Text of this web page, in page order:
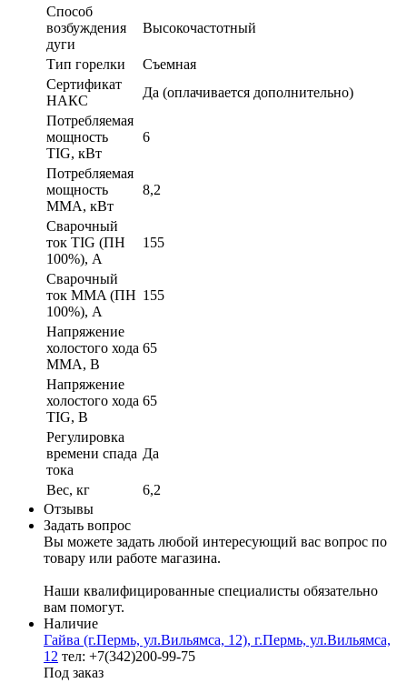
Способ
возбуждения
дуги
Высокочастотный
Тип горелки
Съемная
Сертификат
НАКС
Да (оплачивается дополнительно)
Потребляемая
мощность
TIG, кВт
6
Потребляемая
мощность
MMA, кВт
8,2
Сварочный
ток TIG (ПН
100%), А
155
Сварочный
ток MMA (ПН
100%), А
155
Напряжение
холостого хода
MMA, В
65
Напряжение
холостого хода
ТIG, В
65
Регулировка
времени спада
тока
Да
Вес, кг
6,2
Отзывы
Задать вопрос
Вы можете задать любой интересующий вас вопрос по
товару или работе магазина.
Наши квалифицированные специалисты обязательно
вам помогут.
Наличие
Гайва (г.Пермь, ул.Вильямса, 12), г.Пермь, ул.Вильямса,
12 тел: +7(342)200-99-75
Под заказ